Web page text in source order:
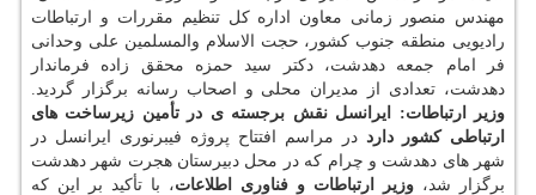
مهندس منصور زمانی معاون اداره کل تنظیم مقررات و ارتباطات
رادیویی منطقه جنوب کشور، حجت الاسلام والمسلمین علی وحدانی
فر امام جمعه دهدشت، دکتر سید حمزه محقق زاده فرماندار
دهدشت، تعدادی از مدیران محلی و اصحاب رسانه برگزار گردید.
وزیر ارتباطات: ایرانسل نقش برجسته ی در تأمین زیرساخت های
ارتباطی کشور دارد در مراسم افتتاح پروژه فیبرنوری ایرانسل در
شهر های دهدشت و چرام که در محل دبیرستان هجرت شهر دهدشت
برگزار شد، وزیر ارتباطات و فناوری اطلاعات، با تأکید بر این که